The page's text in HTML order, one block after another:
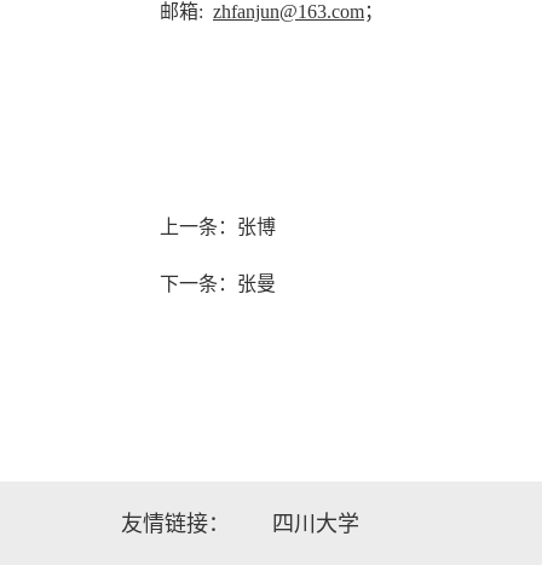
邮箱: zhfanjun@163.com；
上一条：张博
下一条：张曼
友情链接： 四川大学